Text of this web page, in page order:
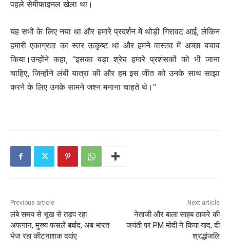
पहले सेमीफाइनल खेला था।
यह सभी के लिए नया था और हमारे प्रदर्शन में थोड़ी गिरावट आई, लेकिन
हमारी एकाग्रता का स्तर उत्कृष्ट था और हमने वास्तव में अच्छा बचाव
किया।उन्होंने कहा, “इसका बड़ा श्रेय हमारे प्रशंसकों को भी जाना
चाहिए, जिन्होंने लंबी यात्रा की और हम इस जीत को उनके साथ साझा
करने के लिए उनके सामने जश्न मनाना चाहते थे।”
Previous article
लंबे समय से भूख से तड़प रहा
अफगान, मुख्‍य फसलें बर्बाद, अब भारत
भेज रहा कीटनाशक दवांए
Next article
नेताजी और बाला साहब ठाकरे की
जयंती पर PM मोदी ने किया याद, दी
श्रद्धांजलि